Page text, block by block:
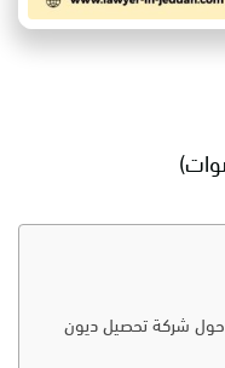
تحديث قانوني بتاريخ 9 يونيو 2026 حول شركة تحصيل ديون